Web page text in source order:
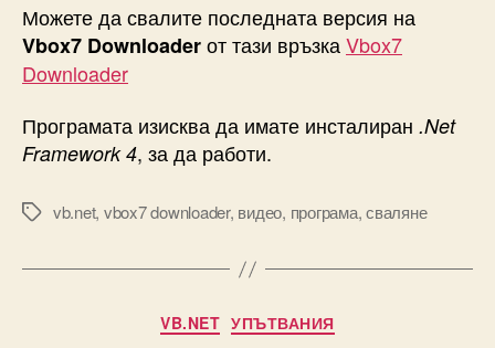
Можете да свалите последната версия на
Vbox7 Downloaderот тази връзкаVbox7
Downloader
Програмата изисква да имате инсталиран .Net
Framework 4, за да работи.
Tagsvb.net, vbox7 downloader, видео, програма,сваляне
Categories
VB.NET УПЪТВАНИЯ